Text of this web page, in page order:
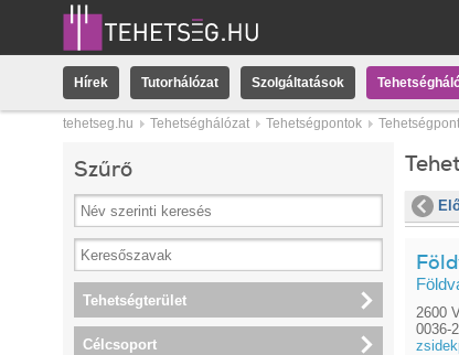
Hírek Tutorhálózat Szolgáltatások
tehetseg.hu Tehetséghálózat Tehetségpontok
2600
0036-
Szűrő
Tehetségterület
Célcsoport